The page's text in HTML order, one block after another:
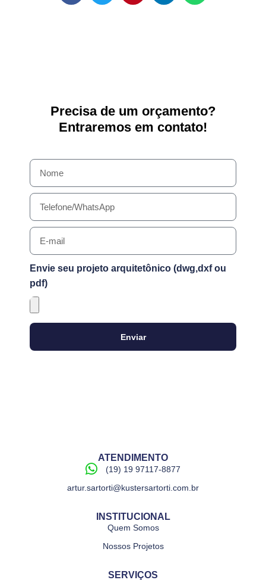
Precisa de um orçamento?
Entraremos em contato!
Envie seu projeto arquitetônico (dwg,dxf ou
pdf)
Enviar
ATENDIMENTO
(19) 19 97117-8877
artur.sartorti@kustersartorti.com.br
INSTITUCIONAL
Quem Somos
Nossos Projetos
SERVIÇOS